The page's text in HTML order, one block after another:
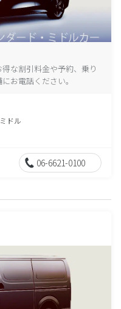
な割引料金や予約、乗り
お電話ください。
ドル
06-6621-0100